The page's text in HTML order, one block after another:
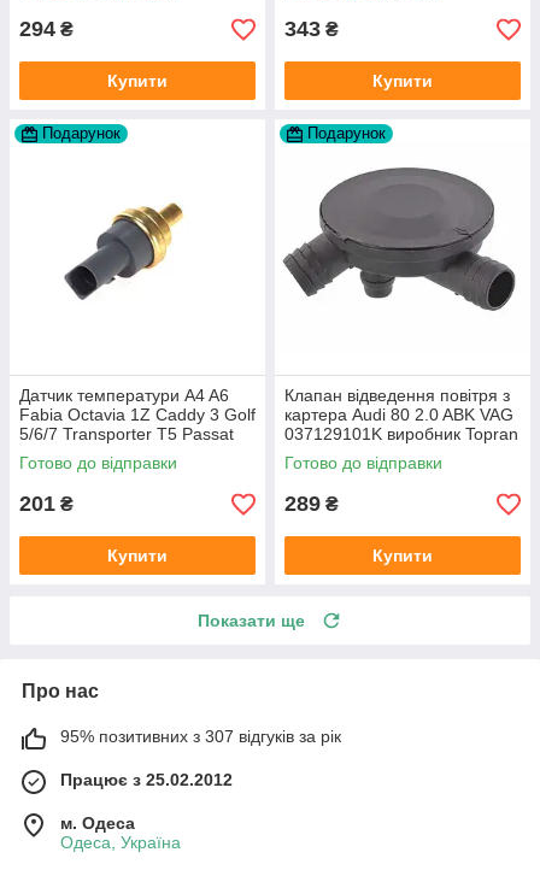
294 ₴
Купити
343 ₴
Купити
Подарунок
Датчик температури A4 A6
Fabia Octavia 1Z Caddy 3 Golf
5/6/7 Transporter T5 Passat
B6 (колір сірий)
Готово до відправки
201 ₴
Купити
Подарунок
Клапан відведення повітря з
картера Audi 80 2.0 ABK VAG
037129101K виробник Topran
Німеччина
Готово до відправки
289 ₴
Купити
Показати ще
Про нас
95% позитивних з 307 відгуків за рік
Працює з 25.02.2012
м. Одеса
Одеса, Україна